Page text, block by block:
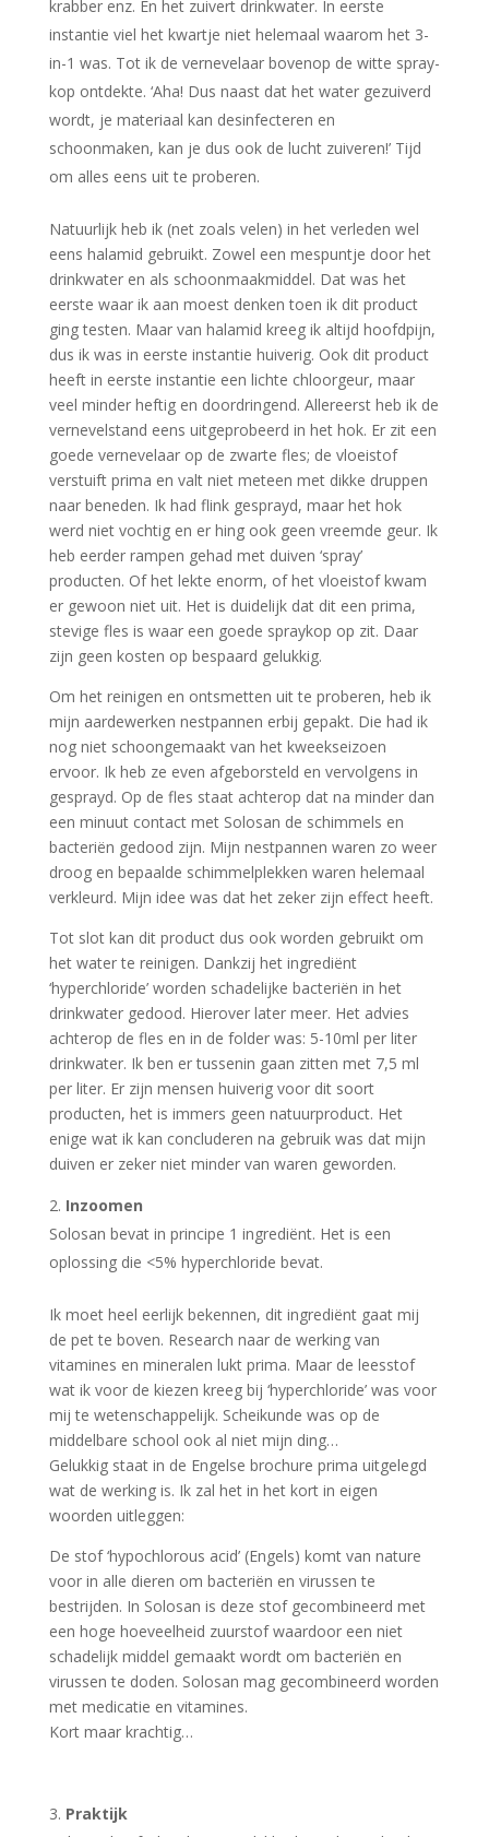
krabber enz. En het zuivert drinkwater. In eerste
instantie viel het kwartje niet helemaal waarom het 3-
in-1 was. Tot ik de vernevelaar bovenop de witte spray-
kop ontdekte. ‘Aha! Dus naast dat het water gezuiverd
wordt, je materiaal kan desinfecteren en
schoonmaken, kan je dus ook de lucht zuiveren!’ Tijd
om alles eens uit te proberen.
Natuurlijk heb ik (net zoals velen) in het verleden wel
eens halamid gebruikt. Zowel een mespuntje door het
drinkwater en als schoonmaakmiddel. Dat was het
eerste waar ik aan moest denken toen ik dit product
ging testen. Maar van halamid kreeg ik altijd hoofdpijn,
dus ik was in eerste instantie huiverig. Ook dit product
heeft in eerste instantie een lichte chloorgeur, maar
veel minder heftig en doordringend. Allereerst heb ik de
vernevelstand eens uitgeprobeerd in het hok. Er zit een
goede vernevelaar op de zwarte fles; de vloeistof
verstuift prima en valt niet meteen met dikke druppen
naar beneden. Ik had flink gesprayd, maar het hok
werd niet vochtig en er hing ook geen vreemde geur. Ik
heb eerder rampen gehad met duiven ‘spray’
producten. Of het lekte enorm, of het vloeistof kwam
er gewoon niet uit. Het is duidelijk dat dit een prima,
stevige fles is waar een goede spraykop op zit. Daar
zijn geen kosten op bespaard gelukkig.
Om het reinigen en ontsmetten uit te proberen, heb ik
mijn aardewerken nestpannen erbij gepakt. Die had ik
nog niet schoongemaakt van het kweekseizoen
ervoor. Ik heb ze even afgeborsteld en vervolgens in
gesprayd. Op de fles staat achterop dat na minder dan
een minuut contact met Solosan de schimmels en
bacteriën gedood zijn. Mijn nestpannen waren zo weer
droog en bepaalde schimmelplekken waren helemaal
verkleurd. Mijn idee was dat het zeker zijn effect heeft.
Tot slot kan dit product dus ook worden gebruikt om
het water te reinigen. Dankzij het ingrediënt
‘hyperchloride’ worden schadelijke bacteriën in het
drinkwater gedood. Hierover later meer. Het advies
achterop de fles en in de folder was: 5-10ml per liter
drinkwater. Ik ben er tussenin gaan zitten met 7,5 ml
per liter. Er zijn mensen huiverig voor dit soort
producten, het is immers geen natuurproduct. Het
enige wat ik kan concluderen na gebruik was dat mijn
duiven er zeker niet minder van waren geworden.
Inzoomen
Solosan bevat in principe 1 ingrediënt. Het is een
oplossing die <5% hyperchloride bevat.
Ik moet heel eerlijk bekennen, dit ingrediënt gaat mij
de pet te boven. Research naar de werking van
vitamines en mineralen lukt prima. Maar de leesstof
wat ik voor de kiezen kreeg bij ‘hyperchloride’ was voor
mij te wetenschappelijk. Scheikunde was op de
middelbare school ook al niet mijn ding…
Gelukkig staat in de Engelse brochure prima uitgelegd
wat de werking is. Ik zal het in het kort in eigen
woorden uitleggen:
De stof ‘hypochlorous acid’ (Engels) komt van nature
voor in alle dieren om bacteriën en virussen te
bestrijden. In Solosan is deze stof gecombineerd met
een hoge hoeveelheid zuurstof waardoor een niet
schadelijk middel gemaakt wordt om bacteriën en
virussen te doden. Solosan mag gecombineerd worden
met medicatie en vitamines.
Kort maar krachtig…
Praktijk